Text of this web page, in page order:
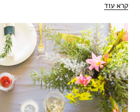
קרא עוד